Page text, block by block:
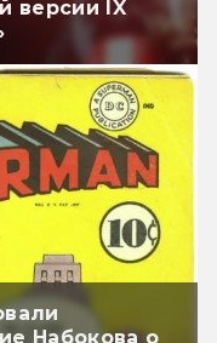
версии IX
Набокова о